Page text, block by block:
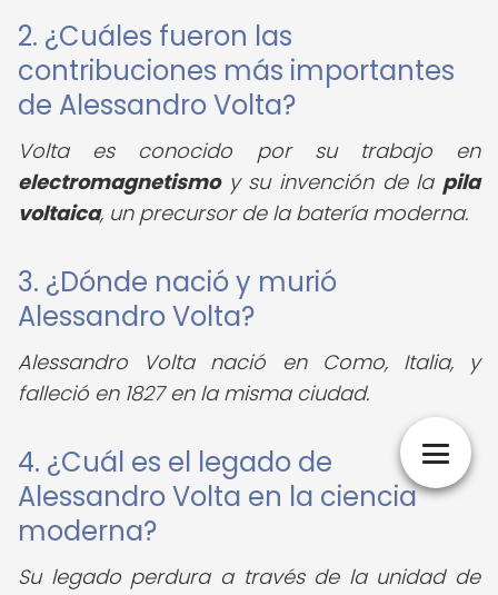
2. ¿Cuáles fueron las
contribuciones más importantes
de Alessandro Volta?
Volta es conocido por su trabajo en
electromagnetismoy su invención de la pila
voltaica, un precursor de la batería moderna.
3. ¿Dónde nació y murió
Alessandro Volta?
Alessandro Volta nació en Como, Italia, y
falleció en 1827 en la misma ciudad.
4. ¿Cuál es el legado de
Alessandro Volta en la ciencia
moderna?
Su legado perdura a través de la unidad de